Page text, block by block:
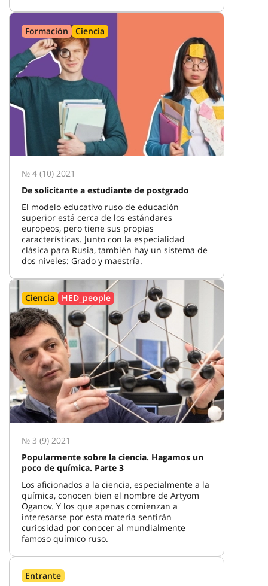
Formación Ciencia
№ 4 (10) 2021
De solicitante a estudiante de postgrado
El modelo educativo ruso de educación
superior está cerca de los estándares
europeos, pero tiene sus propias
características. Junto con la especialidad
clásica para Rusia, también hay un sistema de
dos niveles: Grado y maestría.
Ciencia HED_people
№ 3 (9) 2021
Popularmente sobre la ciencia. Hagamos un
poco de química. Parte 3
Los aficionados a la ciencia, especialmente a la
química, conocen bien el nombre de Artyom
Oganov. Y los que apenas comienzan a
interesarse por esta materia sentirán
curiosidad por conocer al mundialmente
famoso químico ruso.
Entrante